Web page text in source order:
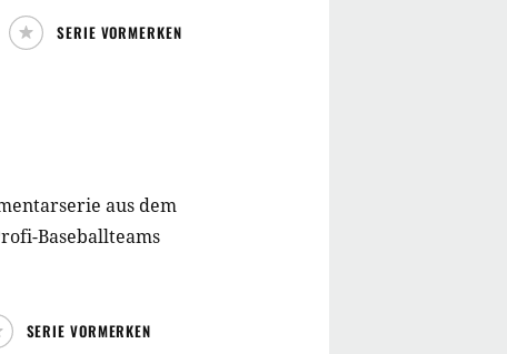
SERIE VORMERKEN
aus dem
Baseballteams
SERIE VORMERKEN